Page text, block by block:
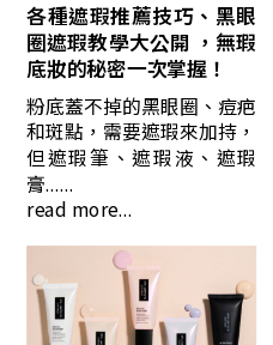
各種遮瑕推薦技巧、黑眼
圈遮瑕教學大公開 ，無瑕
底妝的秘密一次掌握！
粉底蓋不掉的黑眼圈、痘疤
和斑點，需要遮瑕來加持，
但遮瑕筆、遮瑕液、遮瑕
膏......
read more...